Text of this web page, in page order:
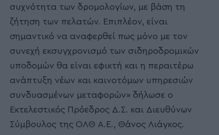
συχνότητα των δρομολογίων, με βάση τη
ζήτηση των πελατών. Επιπλέον, είναι
σημαντικό να αναφερθεί πως μόνο με τον
συνεχή εκσυγχρονισμό των σιδηροδρομικών
υποδομών θα είναι εφικτή και η περαιτέρω
ανάπτυξη νέων και καινοτόμων υπηρεσιών
συνδυασμένων μεταφορών» δήλωσε ο
Εκτελεστικός Πρόεδρος Δ.Σ. και Διευθύνων
Σύμβουλος της ΟΛΘ Α.Ε., Θάνος Λιάγκος.